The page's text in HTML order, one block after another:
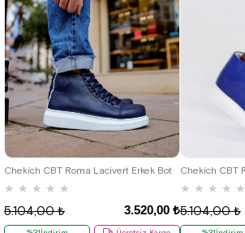
Chekich CBT Roma Lacivert Erkek Bot
★ ★ ★ ★ ★
3.520,00 ₺
5.104,00 ₺
36 37 38 39 40 41
42
45 46
Chekich CBT
★ ★ ★ ★ ★
5.104,00 ₺